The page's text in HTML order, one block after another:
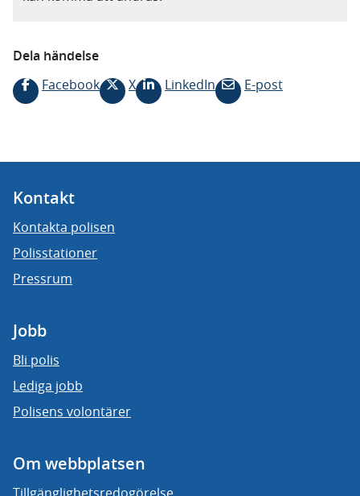
Dela händelse
Facebook
X LinkedIn E-post
Kontakt
Kontakta polisen
Polisstationer
Pressrum
Jobb
Bli polis
Lediga jobb
Polisens volontärer
Om webbplatsen